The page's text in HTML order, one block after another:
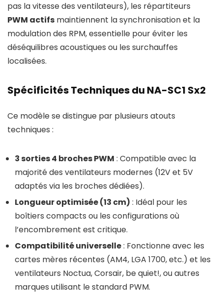
pas la vitesse des ventilateurs), les répartiteurs
PWM actifs maintiennent la synchronisation et la
modulation des RPM, essentielle pour éviter les
déséquilibres acoustiques ou les surchauffes
localisées.
Spécificités Techniques du NA-SC1 Sx2
Ce modèle se distingue par plusieurs atouts
techniques :
3 sorties 4 broches PWM : Compatible avec la
majorité des ventilateurs modernes (12V et 5V
adaptés via les broches dédiées).
Longueur optimisée (13 cm) : Idéal pour les
boîtiers compacts ou les configurations où
l’encombrement est critique.
Compatibilité universelle: Fonctionne avec les
cartes mères récentes (AM4, LGA 1700, etc.) et les
ventilateurs Noctua, Corsair, be quiet!, ou autres
marques utilisant le standard PWM.